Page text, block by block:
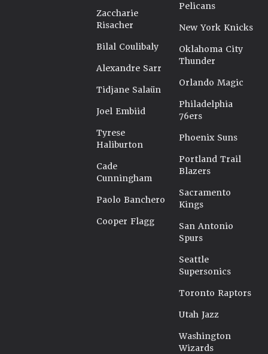
Zaccharie
Risacher
Bilal Coulibaly
Alexandre Sarr
Tidjane Salaün
Joel Embiid
Tyrese
Haliburton
Cade
Cunningham
Paolo Banchero
Cooper Flagg
Pelicans
New York Knicks
Oklahoma City
Thunder
Orlando Magic
Philadelphia
76ers
Phoenix Suns
Portland Trail
Blazers
Sacramento
Kings
San Antonio
Spurs
Seattle
Supersonics
Toronto Raptors
Utah Jazz
Washington
Wizards